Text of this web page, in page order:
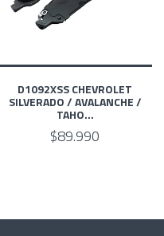
D1092XSS CHEVROLET
SILVERADO / AVALANCHE /
TAHO...
$89.990